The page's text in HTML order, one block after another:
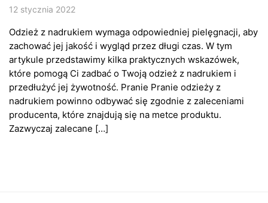
12 stycznia 2022
Odzież z nadrukiem wymaga odpowiedniej pielęgnacji, aby
zachować jej jakość i wygląd przez długi czas. W tym
artykule przedstawimy kilka praktycznych wskazówek,
które pomogą Ci zadbać o Twoją odzież z nadrukiem i
przedłużyć jej żywotność. Pranie Pranie odzieży z
nadrukiem powinno odbywać się zgodnie z zaleceniami
producenta, które znajdują się na metce produktu.
Zazwyczaj zalecane […]